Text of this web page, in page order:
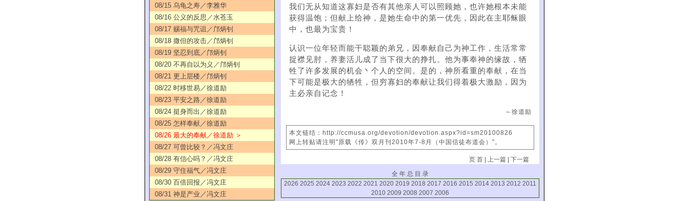
08/15 乌龟之寿／李雅华
08/16 公义的反思／水苍玉
08/17 赐福与咒诅／邝炳钊
08/18 撒但的攻击／邝炳钊
08/19 坚忍到底／邝炳钊
08/20 不再自以为义／邝炳钊
08/21 更上层楼／邝炳钊
08/22 时移世易／徐道励
08/23 平安之路／徐道励
08/24 挺身而出／徐道励
08/25 怎样奉献／徐道励
08/26 最大的奉献／徐道励 ＞
08/27 可曾比较？／冯文庄
08/28 有信心吗？／冯文庄
08/29 守住福气／冯文庄
08/30 百倍回报／冯文庄
08/31 神是产业／冯文庄
我们无从知道这寡妇是否有其他亲人可以照顾她，也许她根本未能
获得温饱；但献上给神，是她生命中的第一优先，因此在主耶稣眼
中，也最为宝贵！
认识一位年轻而能干聪颖的弟兄，因奉献自己为神工作，生活常常
捉襟见肘，养妻活儿成了当下很大的挣扎。他为事奉神的缘故，牺
牲了许多发展的机会丶个人的空间。是的，神所看重的奉献，在当
下可能是极大的牺牲，但穷寡妇的奉献让我们得着极大激励，因为
主必亲自记念！
～徐道励
本文链结：http://ccmusa.org/devotion/devotion.aspx?id=sm20100826
网上转贴请注明"原载《传》双月刊2010年7-8月（中国信徒布道会）"。
页 首 |上一篇 |下一篇
全 年 总 目 录
2026 2025 2024 2023 2022 2021 2020 2019 2018 2017 2016 2015 2014 2013 2012 2011
2010 2009 2008 2007 2006